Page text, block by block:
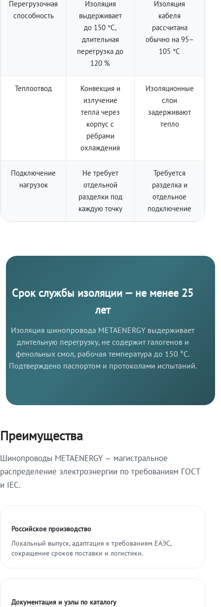
Перегрузочная
способность
Изоляция
выдерживает
до 150 °C,
длительная
перегрузка до
120 %
Изоляция
кабеля
рассчитана
обычно на 95–
105 °C
Теплоотвод
Конвекция и
излучение
тепла через
корпус с
рёбрами
охлаждения
Изоляционные
слои
задерживают
тепло
Подключение
нагрузок
Не требует
отдельной
разделки под
каждую точку
Требуется
разделка и
отдельное
подключение
Срок службы изоляции — не менее 25
лет
Изоляция шинопровода METAENERGY выдерживает
длительную перегрузку, не содержит галогенов и
фенольных смол, рабочая температура до 150 °C.
Подтверждено паспортом и протоколами испытаний.
Преимущества
Шинопроводы METAENERGY — магистральное
распределение электроэнергии по требованиям ГОСТ
и IEC.
Российское производство
Локальный выпуск, адаптация к требованиям ЕАЭС,
сокращение сроков поставки и логистики.
Документация и узлы по каталогу